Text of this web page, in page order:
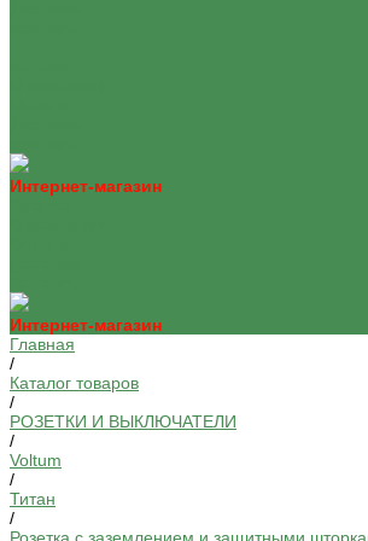
Интернет-магазин
Интернет-магазин
Главная
/
Каталог товаров
/
РОЗЕТКИ И ВЫКЛЮЧАТЕЛИ
/
Voltum
/
Титан
/